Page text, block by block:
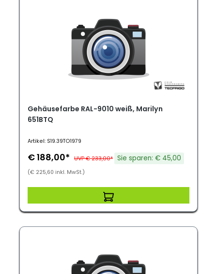
Gehäusefarbe RAL-9010 weiß, Marilyn
651BTQ
Artikel: S19.39TO1979
€ 188,00* UVP € 233,00* Sie sparen: € 45,00
(€ 225,60 inkl. MwSt.)